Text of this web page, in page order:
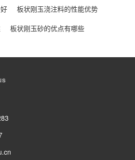
板状刚玉浇注料的性能优势
板状刚玉砂的优点有哪些